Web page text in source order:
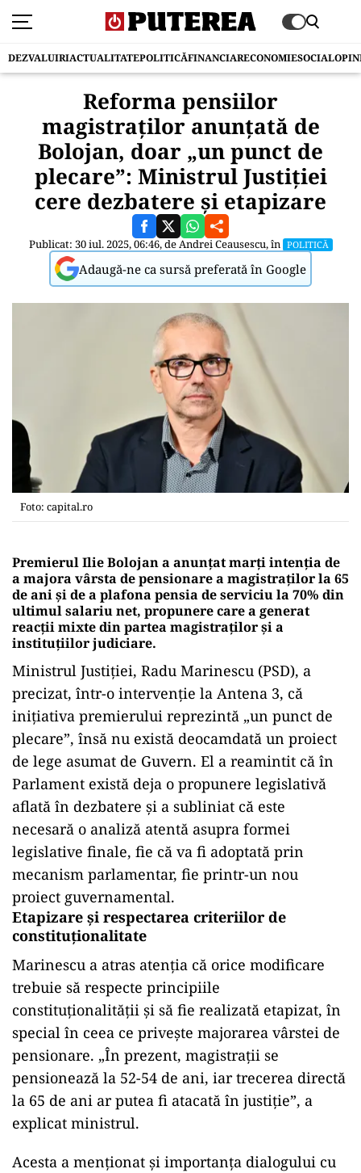
DEZVALUIRIACTUALITATEPOLITICĂFINANCIARECONOMIESOCIAL
Reforma pensiilor
magistraților anunțată de
Bolojan, doar „un punct de
plecare”: Ministrul Justiției
cere dezbatere și etapizare
Publicat: 30 iul. 2025, 06:46, deAndrei Ceausescu, în POLITICĂ
Adaugă-ne ca sursă preferată în Google
Foto: capital.ro
Premierul Ilie Bolojan a anunțat marți intenția de
a majora vârsta de pensionare a magistraților la 65
de ani și de a plafona pensia de serviciu la 70% din
ultimul salariu net, propunere care a generat
reacții mixte din partea magistraților și a
instituțiilor judiciare.
Ministrul Justiției, Radu Marinescu (PSD), a
precizat, într-o intervenție la Antena 3, că
inițiativa premierului reprezintă „un punct de
plecare”, însă nu există deocamdată un proiect
de lege asumat de Guvern. El a reamintit că în
Parlament există deja o propunere legislativă
aflată în dezbatere și a subliniat că este
necesară o analiză atentă asupra formei
legislative finale, fie că va fi adoptată prin
mecanism parlamentar, fie printr-un nou
proiect guvernamental.
Etapizare și respectarea criteriilor de
constituționalitate
Marinescu a atras atenția că orice modificare
trebuie să respecte principiile
constituționalității și să fie realizată etapizat, în
special în ceea ce privește majorarea vârstei de
pensionare. „În prezent, magistrații se
pensionează la 52-54 de ani, iar trecerea directă
la 65 de ani ar putea fi atacată în justiție”, a
explicat ministrul.
Acesta a menționat și importanța dialogului cu